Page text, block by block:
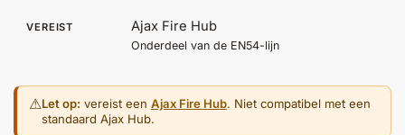
VEREIST Ajax Fire Hub
Onderdeel van de EN54-lijn
⚠Let op: vereist een Ajax Fire Hub. Niet compatibel met een
standaard Ajax Hub.